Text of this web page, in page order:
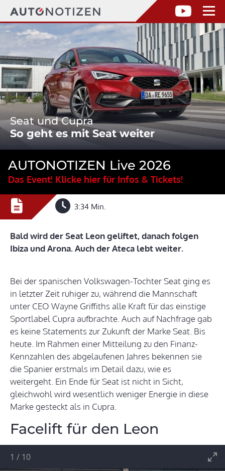
Seat und Cupra
So geht es mit Seat weiter
AUTONOTIZEN Live 2026
Das Event! Klicke hier für Infos & Tickets!
3:34 Min.
Bald wird der Seat Leon geliftet, danach folgen
Ibiza und Arona. Auch der Ateca lebt weiter.
Bei der spanischen Volkswagen-Tochter Seat ging es
in letzter Zeit ruhiger zu, während die Mannschaft
unter CEO Wayne Griffiths alle Kraft für das einstige
Sportlabel Cupra aufbrachte. Auch auf Nachfrage gab
es keine Statements zur Zukunft der Marke Seat. Bis
heute. Im Rahmen einer Mitteilung zu den Finanz-
Kennzahlen des abgelaufenen Jahres bekennen sie
die Spanier erstmals im Detail dazu, wie es
weitergeht. Ein Ende für Seat ist nicht in Sicht,
gleichwohl wird wesentlich weniger Energie in diese
Marke gesteckt als in Cupra.
Facelift für den Leon
1 / 10